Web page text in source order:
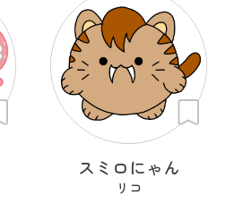
スミロにゃん
リコ